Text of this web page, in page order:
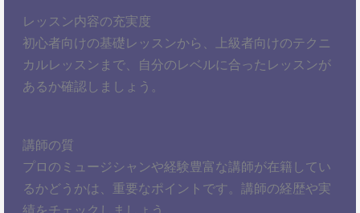
レッスン内容の充実度
初心者向けの基礎レッスンから、上級者向けのテクニ
カルレッスンまで、自分のレベルに合ったレッスンが
あるか確認しましょう。
講師の質
プロのミュージシャンや経験豊富な講師が在籍してい
るかどうかは、重要なポイントです。講師の経歴や実